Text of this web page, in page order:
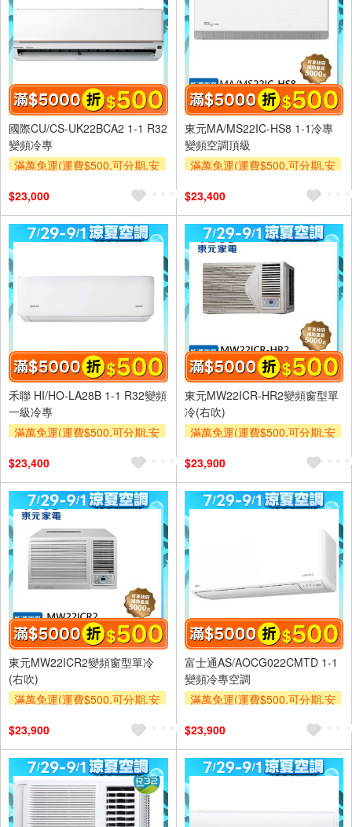
國際CU/CS-UK22BCA2 1-1 R32
變頻冷專
滿萬免運(運費$500,可分期,安
及使用6期以上分期0利率,需付
基本安裝運費)
滿額折$500
滿額贈券
$23,000
東元MA/MS22IC-HS8 1-1冷專
變頻空調頂級
滿萬免運(運費$500,可分期,安
及使用6期以上分期0利率,需付
基本安裝運費)
滿額折$500
滿額贈券
$23,400
禾聯 HI/HO-LA28B 1-1 R32變頻
一級冷專
滿萬免運(運費$500,可分期,安
及使用6期以上分期0利率,需付
基本安裝運費)
滿額折$500
滿額贈券
$23,400
東元MW22ICR-HR2變頻窗型單
冷(右吹)
滿萬免運(運費$500,可分期,安
及使用6期以上分期0利率,需付
基本安裝運費)
滿額折$500
滿額贈券
$23,900
東元MW22ICR2變頻窗型單冷
(右吹)
滿萬免運(運費$500,可分期,安
及使用6期以上分期0利率,需付
基本安裝運費)
滿額折$500
滿額贈券
$23,900
富士通AS/AOCG022CMTD 1-1
變頻冷專空調
滿萬免運(運費$500,可分期,安
及使用6期以上分期0利率,需付
基本安裝運費)
滿額折$500
滿額贈券
$23,900